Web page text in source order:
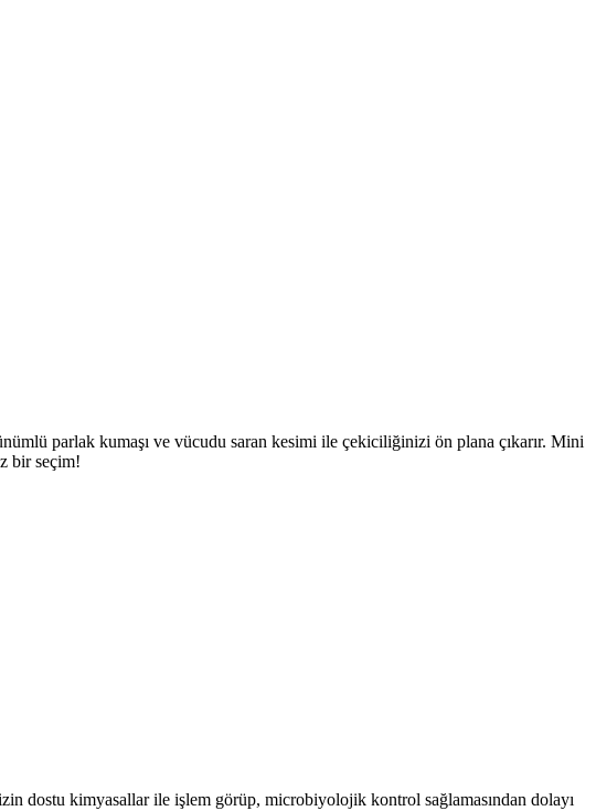
parlak kumaşı ve vücudu saran kesimi ile çekiciliğinizi ön plana çıkarır. Mini
bir seçim!
dostu kimyasallar ile işlem görüp, microbiyolojik kontrol sağlamasından dolayı